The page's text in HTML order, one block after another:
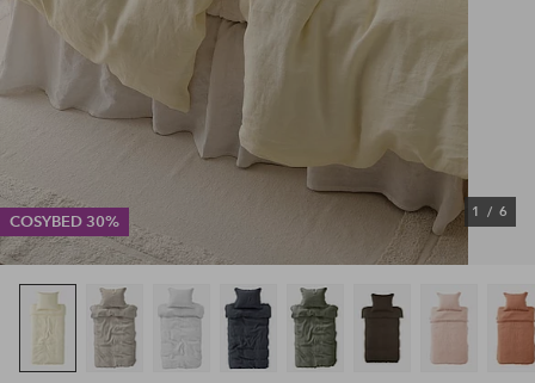
COSYBED 30%
1 / 6